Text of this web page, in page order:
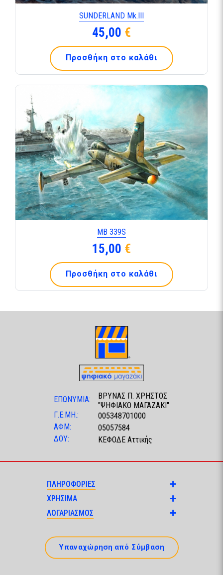
SUNDERLAND Mk.ΙΙΙ
45,00 €
Προσθήκη στο καλάθι
ΜΒ 339S
15,00 €
Προσθήκη στο καλάθι
ΕΠΩΝΥΜΙΑ:
ΒΡΥΝΑΣ Π. ΧΡΗΣΤΟΣ
"ΨΗΦΙΑΚΟ ΜΑΓΑΖΑΚΙ"
Γ.Ε.ΜΗ.:
005348701000
ΑΦΜ:
05057584
ΔΟΥ:
ΚΕΦΟΔΕ Αττικής
ΠΛΗΡΟΦΟΡΙΕΣ
ΧΡΗΣΙΜΑ
ΛΟΓΑΡΙΑΣΜΟΣ
Υπαναχώρηση από Σύμβαση